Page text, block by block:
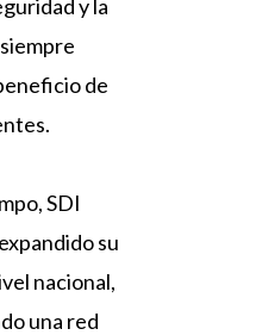
y la
de
SDI
su
nacional,
una red